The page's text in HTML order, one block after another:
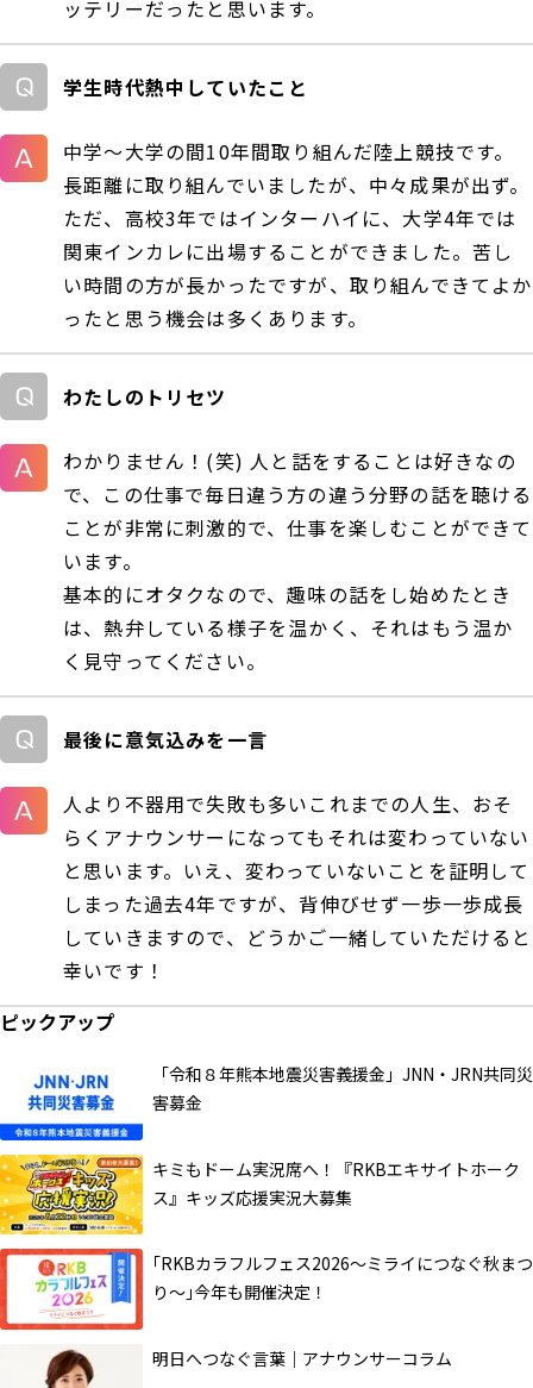
ッテリーだったと思います。
学生時代熱中していたこと
中学～大学の間10年間取り組んだ陸上競技です。
長距離に取り組んでいましたが、中々成果が出ず。
ただ、高校3年ではインターハイに、大学4年では
関東インカレに出場することができました。苦し
い時間の方が長かったですが、取り組んできてよか
ったと思う機会は多くあります。
わたしのトリセツ
わかりません！(笑) 人と話をすることは好きなの
で、この仕事で毎日違う方の違う分野の話を聴ける
ことが非常に刺激的で、仕事を楽しむことができて
います。
基本的にオタクなので、趣味の話をし始めたとき
は、熱弁している様子を温かく、それはもう温か
く見守ってください。
最後に意気込みを一言
人より不器用で失敗も多いこれまでの人生、おそ
らくアナウンサーになってもそれは変わっていない
と思います。いえ、変わっていないことを証明して
しまった過去4年ですが、背伸びせず一歩一歩成長
していきますので、どうかご一緒していただけると
幸いです！
ピックアップ
「令和８年熊本地震災害義援金」JNN・JRN共同災
害募金
キミもドーム実況席へ！『RKBエキサイトホーク
ス』キッズ応援実況大募集
｢RKBカラフルフェス2026～ミライにつなぐ秋まつ
り～｣今年も開催決定！
明日へつなぐ言葉｜アナウンサーコラム